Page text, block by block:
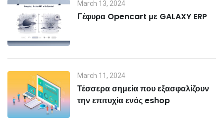
March 13, 2024
Γέφυρα Opencart με GALAXY ERP
March 11, 2024
Τέσσερα σημεία που εξασφαλίζουν
την επιτυχία ενός eshop